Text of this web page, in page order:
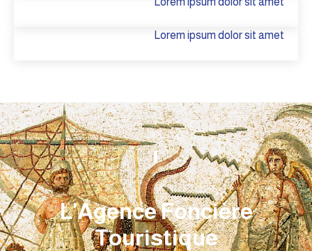
Lorem ipsum dolor sit amet
L'Agence Foncière
Touristique